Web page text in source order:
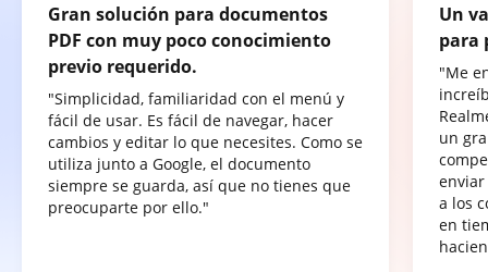
Gran solución para documentos
PDF con muy poco conocimiento
previo requerido.
"Simplicidad, familiaridad con el menú y
fácil de usar. Es fácil de navegar, hacer
cambios y editar lo que necesites. Como se
utiliza junto a Google, el documento
siempre se guarda, así que no tienes que
preocuparte por ello."
Un
para
"Me
un
a los
en